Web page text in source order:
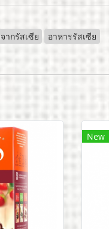
ากรัสเซีย อาหารรัสเซีย
New